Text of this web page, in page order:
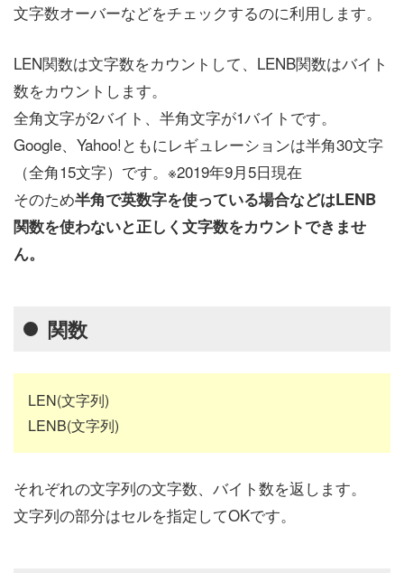
文字数オーバーなどをチェックするのに利用します。
LEN関数は文字数をカウントして、LENB関数はバイト
数をカウントします。
全角文字が2バイト、半角文字が1バイトです。
Google、Yahoo!ともにレギュレーションは半角30文字
（全角15文字）です。※2019年9月5日現在
そのため半角で英数字を使っている場合などはLENB
関数を使わないと正しく文字数をカウントできませ
ん。
関数
LEN(文字列)
LENB(文字列)
それぞれの文字列の文字数、バイト数を返します。
文字列の部分はセルを指定してOKです。